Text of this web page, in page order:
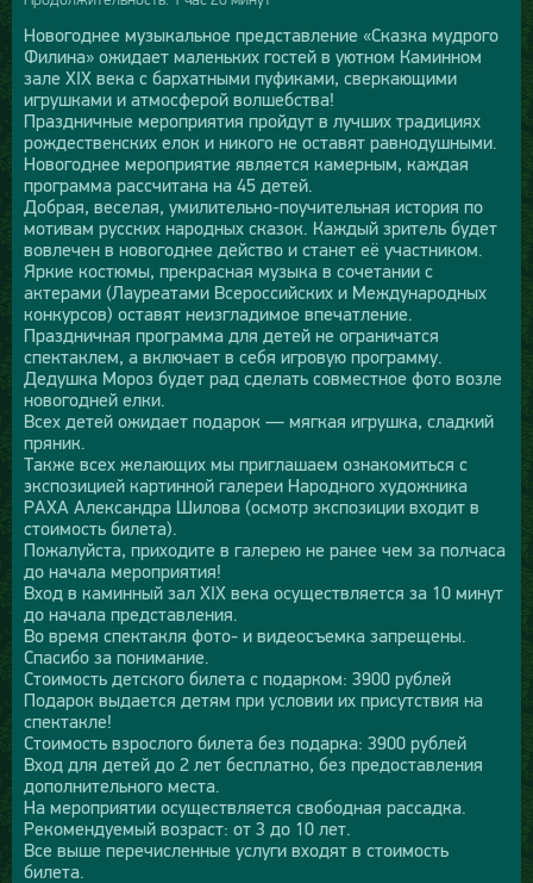
Новогоднее музыкальное представление «Сказка мудрого
Филина» ожидает маленьких гостей в уютном Каминном
зале XIX века с бархатными пуфиками, сверкающими
игрушками и атмосферой волшебства!
Праздничные мероприятия пройдут в лучших традициях
рождественских елок и никого не оставят равнодушными.
Новогоднее мероприятие является камерным, каждая
программа рассчитана на 45 детей.
Добрая, веселая, умилительно-поучительная история по
мотивам русских народных сказок. Каждый зритель будет
вовлечен в новогоднее действо и станет её участником.
Яркие костюмы, прекрасная музыка в сочетании с
актерами (Лауреатами Всероссийских и Международных
конкурсов) оставят неизгладимое впечатление.
Праздничная программа для детей не ограничатся
спектаклем, а включает в себя игровую программу.
Дедушка Мороз будет рад сделать совместное фото возле
новогодней елки.
Всех детей ожидает подарок — мягкая игрушка, сладкий
пряник.
Также всех желающих мы приглашаем ознакомиться с
экспозицией картинной галереи Народного художника
РАХА Александра Шилова (осмотр экспозиции входит в
стоимость билета).
Пожалуйста, приходите в галерею не ранее чем за полчаса
до начала мероприятия!
Вход в каминный зал XIX века осуществляется за 10 минут
до начала представления.
Во время спектакля фото- и видеосъемка запрещены.
Спасибо за понимание.
Стоимость детского билета с подарком: 3900 рублей
Подарок выдается детям при условии их присутствия на
спектакле!
Стоимость взрослого билета без подарка: 3900 рублей
Вход для детей до 2 лет бесплатно, без предоставления
дополнительного места.
На мероприятии осуществляется свободная рассадка.
Рекомендуемый возраст: от 3 до 10 лет.
Все выше перечисленные услуги входят в стоимость
билета.